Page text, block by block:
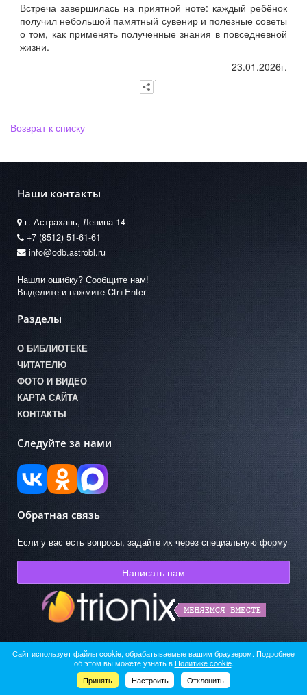
Встреча завершилась на приятной ноте: каждый ребёнок
получил небольшой памятный сувенир и полезные советы
о том, как применять полученные знания в повседневной
жизни.
23.01.2026г.
Возврат к списку
Наши контакты
г. Астрахань, Ленина 14
+7 (8512) 51-61-61
info@odb.astrobl.ru
Нашли ошибку? Сообщите нам!
Выделите и нажмите Ctr+Enter
Разделы
О БИБЛИОТЕКЕ
ЧИТАТЕЛЮ
ФОТО И ВИДЕО
КАРТА САЙТА
КОНТАКТЫ
Следуйте за нами
Обратная связь
Если у вас есть вопросы, задайте их через специальную форму
Написать нам
© ГКУК АО «Областная детская библиотека» 2026
Работает на «SIMAI: Сайт компании»
Сайт использует файлы cookie, обрабатываемые вашим браузером. Подробнее
об этом вы можете узнать вПолитике cookie.
Принять
Настроить Отклонить